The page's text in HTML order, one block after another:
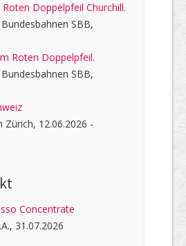
Doppelpfeil Churchill.
SBB,
Roten Doppelpfeil.
SBB,
Zürich, 12.06.2026 -
Concentrate
31.07.2026